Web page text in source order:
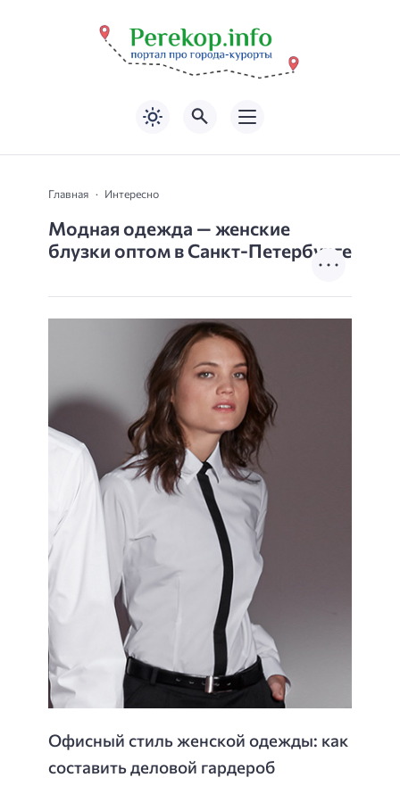
Главная Интересно
Модная одежда — женские
блузки оптом в Санкт-Петербурге
Офисный стиль женской одежды: как
составить деловой гардероб